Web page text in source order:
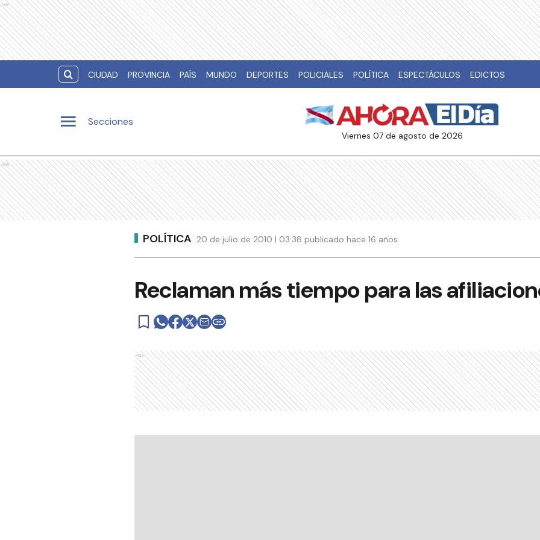
Ads
CIUDAD PROVINCIA PAÍS MUNDO DEPORTES POLICIALES POLÍTICA ESPECTÁCULOS EDICTOS
Secciones
viernes 07 de agosto de 2026
Ads
POLÍTICA 20 de julio de 2010 | 03:38 publicado hace 16 años
Reclaman más tiempo para las
Ads